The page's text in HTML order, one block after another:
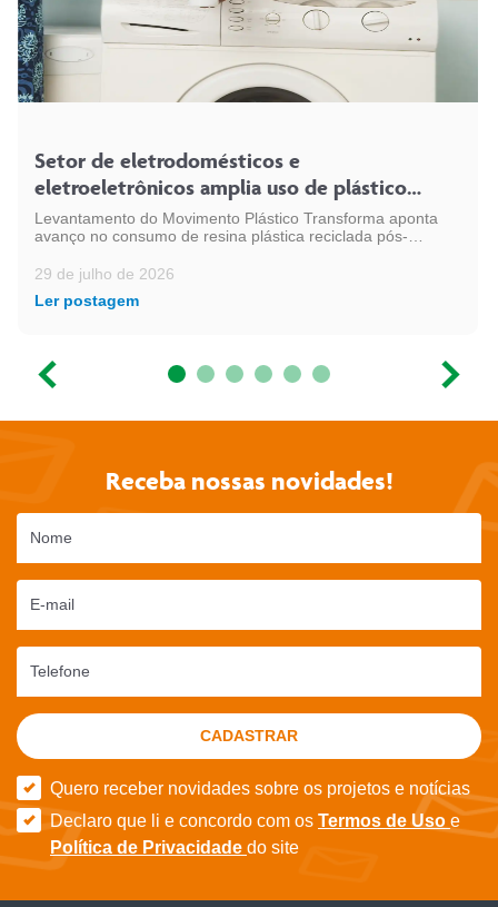
Setor de eletrodomésticos e
eletroeletrônicos amplia uso de plástico
reciclado e chega a 54 mil toneladas
Levantamento do Movimento Plástico Transforma aponta
avanço no consumo de resina plástica reciclada pós-
indústria eletroeletrônica no país
29 de julho de 2026
Ler postagem
Receba nossas novidades!
CADASTRAR
Quero receber novidades sobre os projetos e notícias
Declaro que li e concordo com os Termos de Uso e
Política de Privacidade do site